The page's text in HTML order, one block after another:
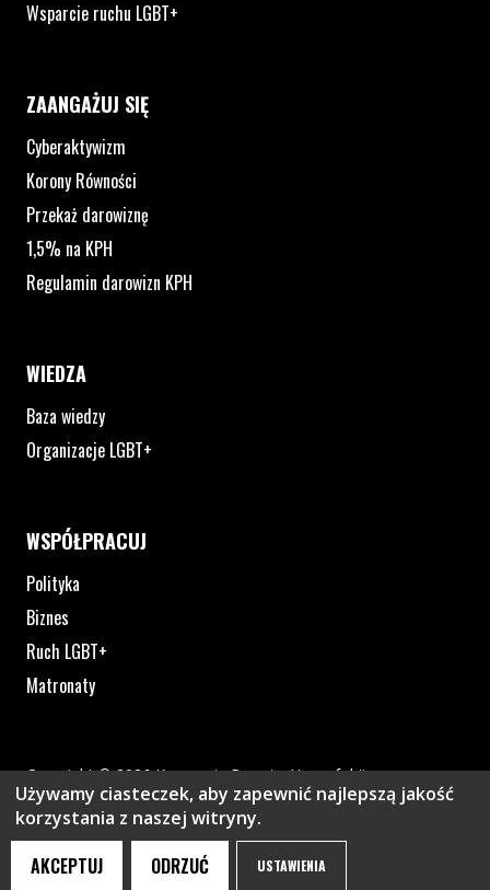
Wsparcie ruchu LGBT+
ZAANGAŻUJ SIĘ
Cyberaktywizm
Korony Równości
Przekaż darowiznę
1,5% na KPH
Regulamin darowizn KPH
WIEDZA
Baza wiedzy
Organizacje LGBT+
WSPÓŁPRACUJ
Polityka
Biznes
Ruch LGBT+
Matronaty
Copyright © 2026 Kampania Przeciw Homofobii
Polityka prywatności
Plik pdf otworzy się w nowym oknie lub zostanie pobrany na
Używamy ciasteczek, aby zapewnić najlepszą jakość
korzystania z naszej witryny.
AKCEPTUJ ODRZUĆ USTAWIENIA